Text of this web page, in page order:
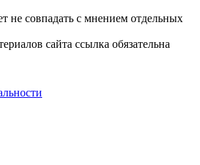
не совпадать с мнением отдельных
сайта ссылка обязательна